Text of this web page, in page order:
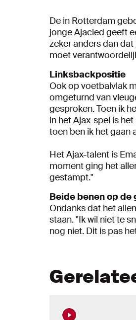
De in Rotterdam
jonge Ajacied geeft
zeker anders dan
moet
Linksbackpositie
Ook op voetbalvlak
omgeturnd van
gesproken. Toen ik
in het Ajax-spel is
toen ben ik het gaan
Het Ajax-talent is
moment ging het
gestampt."
Beide benen op de
Ondanks dat het
staan. "Ik wil niet te
nog niet. Dit is pas